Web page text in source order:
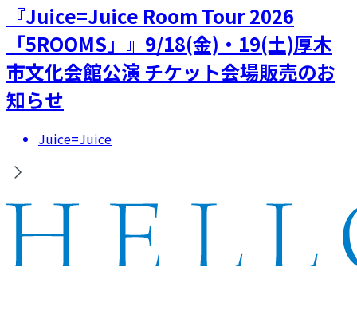
『Juice=Juice Room Tour 2026
「5ROOMS」』9/18(金)・19(土)厚木
市文化会館公演 チケット会場販売のお
知らせ
Juice=Juice